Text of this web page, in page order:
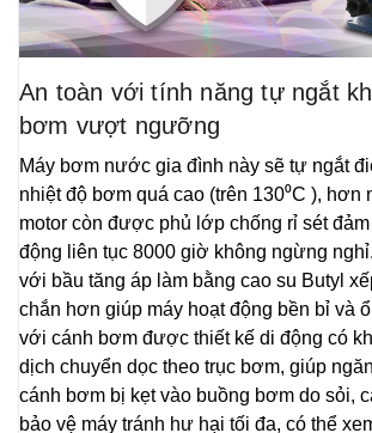
An toàn với tính năng tự ngắt
bơm vượt ngưỡng
Máy bơm nước gia đình này sẽ tự ngắt
nhiệt độ bơm quá cao (trên 130⁰C ), hơn
motor còn được phủ lớp chống rỉ sét
động liên tục 8000 giờ không ngừng
với bầu tăng áp làm bằng cao su Butyl
chắn hơn giúp máy hoạt động bền bỉ và
với cánh bơm được thiết kế di động có
dịch chuyển dọc theo trục bơm, giúp
cánh bơm bị kẹt vào buồng bơm do sỏi,
bảo vệ máy tránh hư hại tối đa, có thể